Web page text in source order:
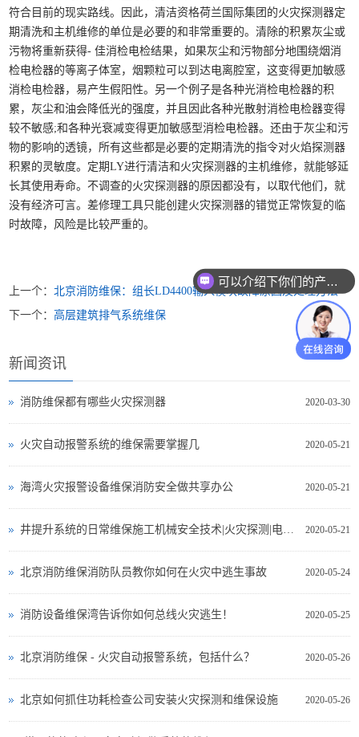
符合目前的现实路线。因此，清洁资格荷兰国际集团的火灾探测器定
期清洗和主机维修的单位是必要的和非常重要的。清除的积累灰尘或
污物将重新获得- 佳消检电检结果，如果灰尘和污物部分地围绕烟消
检电检器的等离子体室，烟颗粒可以到达电离腔室，这变得更加敏感
消检电检器，易产生假阳性。另一个例子是各种光消检电检器的积
累，灰尘和油会降低光的强度，并且因此各种光散射消检电检器变得
较不敏感;和各种光衰减变得更加敏感型消检电检器。还由于灰尘和污
物的影响的透镜，所有这些都是必要的定期清洗的指令对火焰探测器
积累的灵敏度。定期LY进行清洁和火灾探测器的主机维修，就能够延
长其使用寿命。不调查的火灾探测器的原因都没有，以取代他们，就
没有经济可言。差修理工具只能创建火灾探测器的错觉正常恢复的临
时故障，风险是比较严重的。
上一个：北京消防维保：组长LD4400输入模块故障原因及处理方法
下一个： 高层建筑排气系统维保
新闻资讯
2020-03-30
消防维保都有哪些火灾探测器
2020-05-21
火灾自动报警系统的维保需要掌握几
2020-05-21
海湾火灾报警设备维保消防安全做共享办公
2020-05-21
井提升系统的日常维保施工机械安全技术|火灾探测|电气测试
2020-05-24
北京消防维保消防队员教你如何在火灾中逃生事故
2020-05-25
消防设备维保湾告诉你如何总线火灾逃生！
2020-05-26
北京消防维保 - 火灾自动报警系统，包括什么？
2020-05-26
北京如何抓住功耗检查公司安装火灾探测和维保设施